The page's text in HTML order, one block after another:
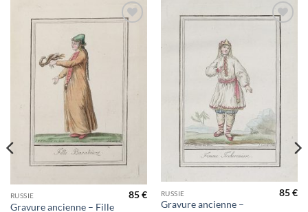
RUSSIE
Gravure ancienne – Fille
85€
Ajouter
RUSSIE
Gravure ancienne –
85€